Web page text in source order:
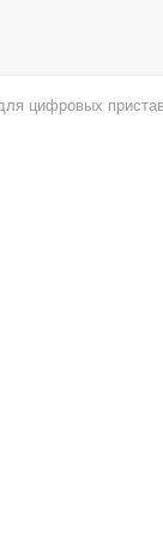
цифровых